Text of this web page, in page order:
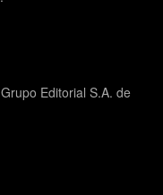
Editorial S.A. de